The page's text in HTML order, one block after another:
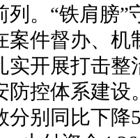
列。“铁肩膀”
案件督办、
实开展打击
防控体系建设
别同比下降